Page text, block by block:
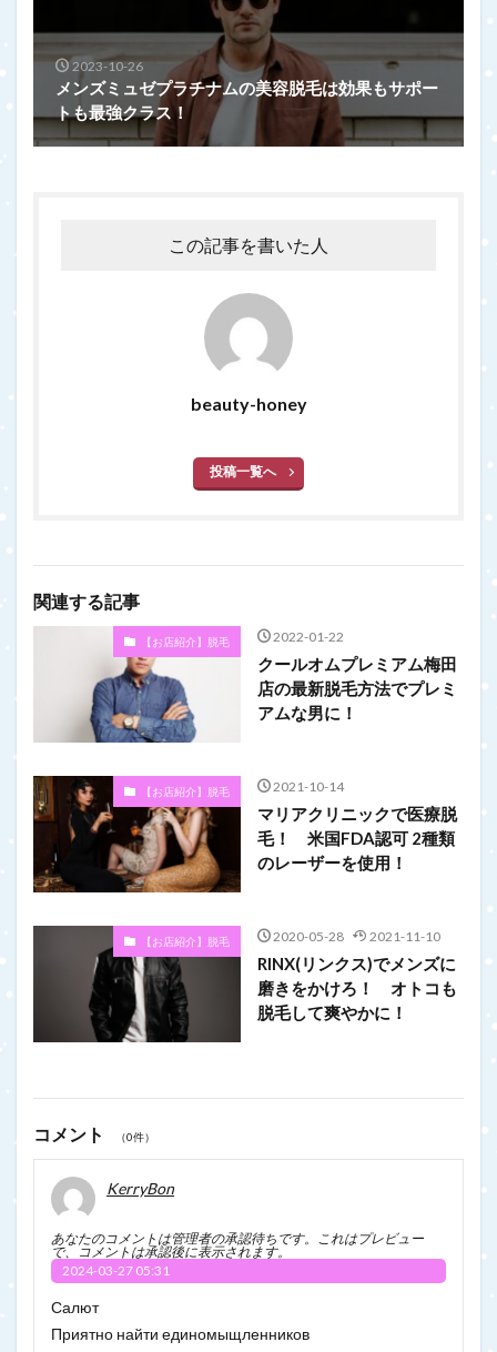
2023-10-26
メンズミュゼプラチナムの美容脱毛は効果もサポー
トも最強クラス！
この記事を書いた人
beauty-honey
投稿一覧へ
関連する記事
【お店紹介】脱毛 2022-01-22
クールオムプレミアム梅田
店の最新脱毛方法でプレミ
アムな男に！
【お店紹介】脱毛 2021-10-14
マリアクリニックで医療脱
毛！ 米国FDA認可 2種類
のレーザーを使用！
【お店紹介】脱毛 2020-05-28 2021-11-10
RINX(リンクス)でメンズに
磨きをかけろ！ オトコも
脱毛して爽やかに！
コメント （0件）
KerryBon
あなたのコメントは管理者の承認待ちです。これはプレビュー
で、コメントは承認後に表示されます。
2024-03-27 05:31
Салют
Приятно найти единомыщленников